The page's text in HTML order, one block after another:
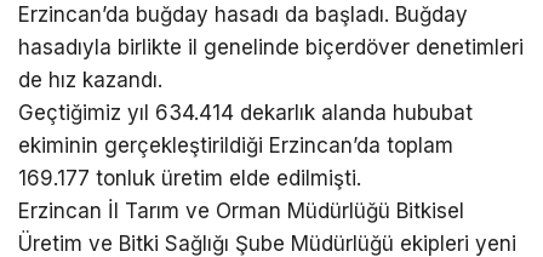
Erzincan’da buğday hasadı da başladı. Buğday
hasadıyla birlikte il genelinde biçerdöver denetimleri
de hız kazandı.
Geçtiğimiz yıl 634.414 dekarlık alanda hububat
ekiminin gerçekleştirildiği Erzincan’da toplam
169.177 tonluk üretim elde edilmişti.
Erzincan İl Tarım ve Orman Müdürlüğü Bitkisel
Üretim ve Bitki Sağlığı Şube Müdürlüğü ekipleri yeni